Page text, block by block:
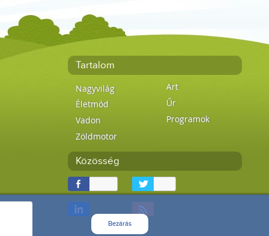
Bezárás
Tartalom
Nagyvilág
Életmód
Vadon
Zöldmotor
Art
Űr
Programok
Közösség